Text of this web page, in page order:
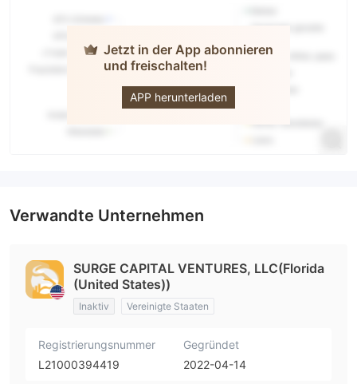
Jetzt in der App abonnieren
und freischalten!
APP herunterladen
SurgeTrader
Verwandte Unternehmen
SURGE CAPITAL VENTURES, LLC(Florida
(United States))
Inaktiv Vereinigte Staaten
Registrierungsnummer
L21000394419
Gegründet
2022-04-14